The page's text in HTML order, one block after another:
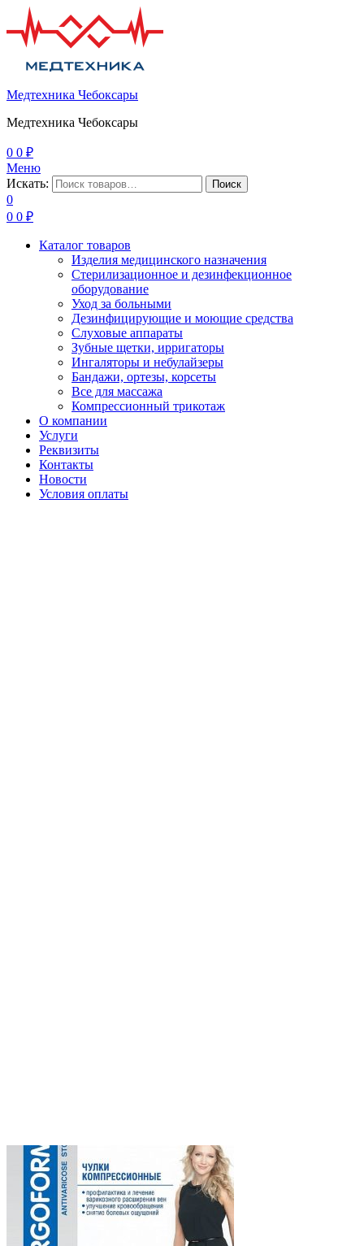
Медтехника Чебоксары
Медтехника Чебоксары
0 0 ₽
Меню
Искать:
Поиск
0
0 0 ₽
Каталог товаров
Изделия медицинского назначения
Стерилизационное и дезинфекционное
оборудование
Уход за больными
Дезинфицирующие и моющие средства
Слуховые аппараты
Зубные щетки, ирригаторы
Ингаляторы и небулайзеры
Бандажи, ортезы, корсеты
Все для массажа
Компрессионный трикотаж
О компании
Услуги
Реквизиты
Контакты
Новости
Условия оплаты